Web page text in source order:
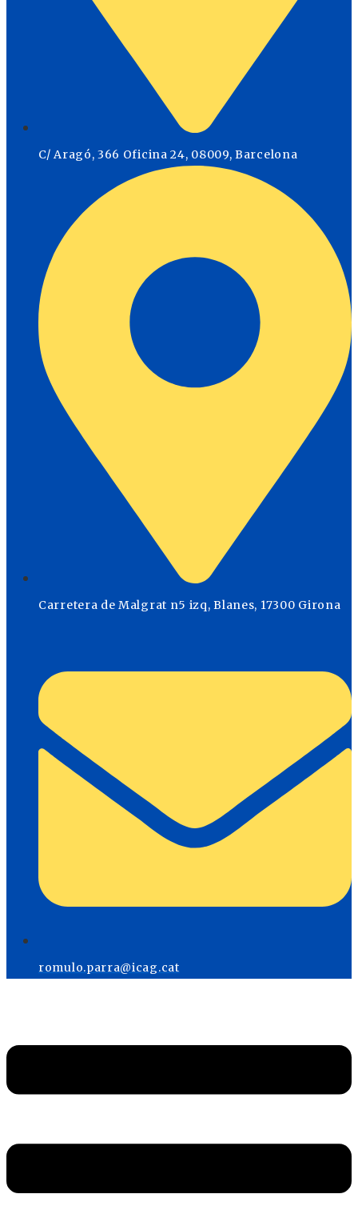
C/ Aragó, 366 Oficina 24, 08009, Barcelona
Carretera de Malgrat n5 izq, Blanes, 17300 Girona
romulo.parra@icag.cat